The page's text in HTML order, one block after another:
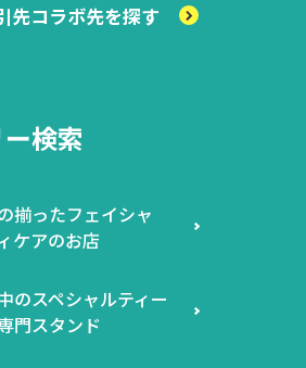
先コラボ先を探す
検索
揃ったフェイシャ
ケアのお店
のスペシャルティー
門スタンド